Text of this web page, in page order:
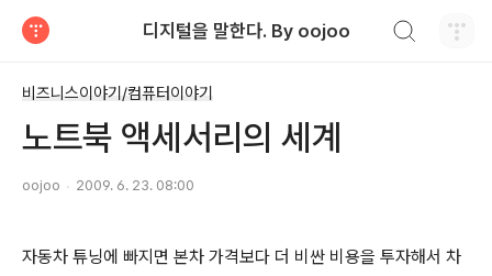
디지털을 말한다. By oojoo
비즈니스이야기/컴퓨터이야기
노트북 액세서리의 세계
oojoo 2009. 6. 23. 08:00
자동차 튜닝에 빠지면 본차 가격보다 더 비싼 비용을 투자해서 차